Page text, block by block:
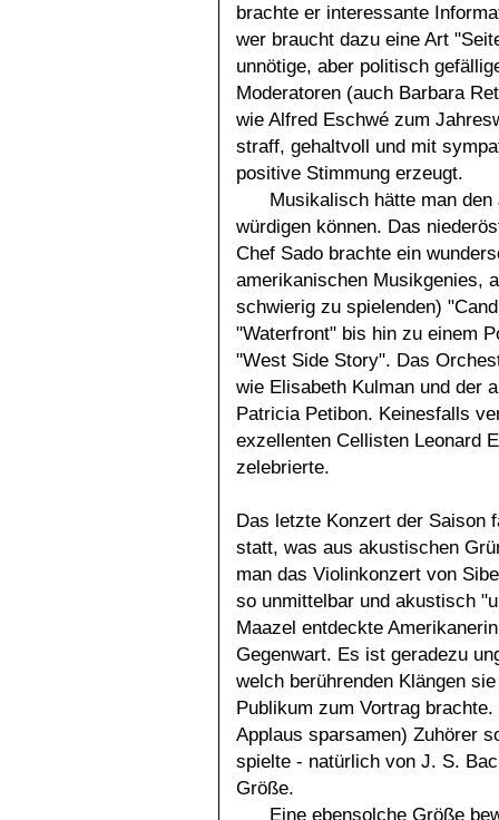
brachte er interessante
wer braucht dazu eine Art
unnötige, aber politisch
Moderatoren (auch Barbara
wie Alfred Eschwé zum
straff, gehaltvoll und mit
positive Stimmung erzeugt.
Musikalisch hätte man
würdigen können. Das
Chef Sado brachte ein
amerikanischen Musikgenies,
schwierig zu spielenden)
"Waterfront" bis hin zu einem
"West Side Story". Das
wie Elisabeth Kulman und der
Patricia Petibon. Keinesfalls
exzellenten Cellisten Leonard
zelebrierte.
Das letzte Konzert der Saison
statt, was aus akustischen
man das Violinkonzert von
so unmittelbar und akustisch
Maazel entdeckte
Gegenwart. Es ist geradezu
welch berührenden Klängen
Publikum zum Vortrag
Applaus sparsamen) Zuhörer
spielte - natürlich von J. S.
Größe.
Eine ebensolche Größe